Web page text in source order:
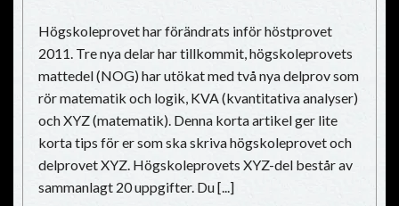
Högskoleprovet har förändrats inför höstprovet
2011. Tre nya delar har tillkommit, högskoleprovets
mattedel (NOG) har utökat med två nya delprov som
rör matematik och logik, KVA (kvantitativa analyser)
och XYZ (matematik). Denna korta artikel ger lite
korta tips för er som ska skriva högskoleprovet och
delprovet XYZ. Högskoleprovets XYZ-del består av
sammanlagt 20 uppgifter. Du [...]